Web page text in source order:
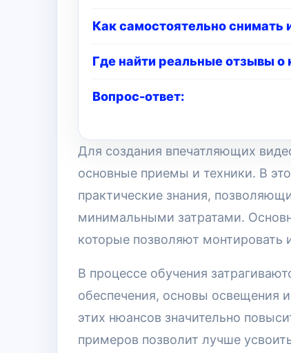
Как самостоятельно снимать
Где найти реальные отзывы о
Вопрос-ответ:
Для создания впечатляющих
основные приемы и техники. В
практические знания,
минимальными затратами.
которые позволяют монтировать
В процессе обучения
обеспечения, основы освещения
этих нюансов значительно
примеров позволит лучше